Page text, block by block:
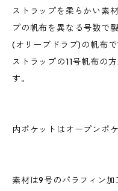
ストラップを柔らかい素
プの帆布を異なる号数で
(オリーブドラブ)の帆布で
ストラップの11号帆布の
す。
内ポケットはオープンポ
素材は9号のパラフィン